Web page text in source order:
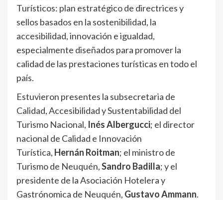
Turísticos: plan estratégico de directrices y
sellos basados en la sostenibilidad, la
accesibilidad, innovación e igualdad,
especialmente diseñados para promover la
calidad de las prestaciones turísticas en todo el
país.
Estuvieron presentes la subsecretaria de
Calidad, Accesibilidad y Sustentabilidad del
Turismo Nacional, Inés Albergucci; el director
nacional de Calidad e Innovación
Turística, Hernán Roitman; el ministro de
Turismo de Neuquén,Sandro Badilla; y el
presidente de la Asociación Hotelera y
Gastrónomica de Neuquén, Gustavo Ammann.